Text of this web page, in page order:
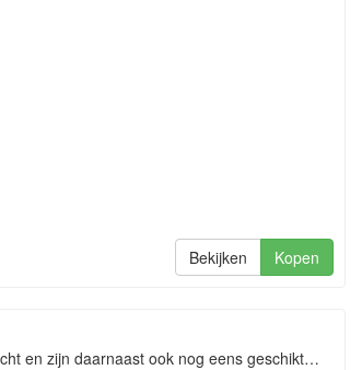
Bekijken Kopen
en zijn daarnaast ook nog eens geschikt…